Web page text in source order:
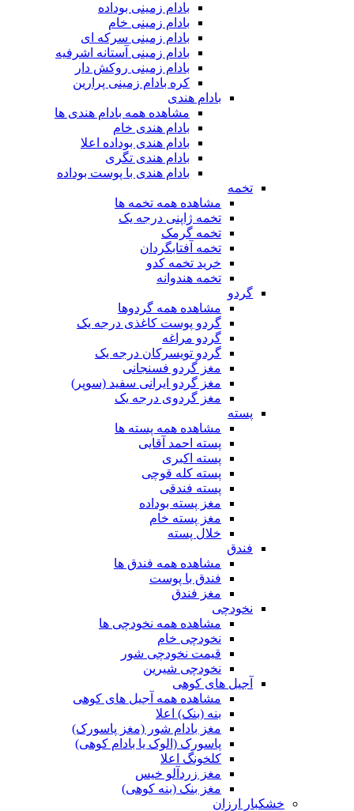
بادام زمینی بوداده
بادام زمینی خام
بادام زمینی سرکه ای
بادام زمینی آستانه اشرفیه
بادام زمینی روکش دار
کره بادام زمینی پرارین
بادام هندی
مشاهده همه بادام هندی ها
بادام هندی خام
بادام هندی بوداده اعلا
بادام هندی تگری
بادام هندی با پوست بوداده
تخمه
مشاهده همه تخمه ها
تخمه ژاپنی درجه یک
تخمه گرمک
تخمه آفتابگردان
خرید تخمه کدو
تخمه هندوانه
گردو
مشاهده همه گردوها
گردو پوست کاغذی درجه یک
گردو مراغه
گردو تویسرکان درجه یک
مغز گردو فسنجانی
مغز گردو ایرانی سفید (سوپر)
مغز گردوی درجه یک
پسته
مشاهده همه پسته ها
پسته احمد آقایی
پسته اکبری
پسته کله قوچی
پسته فندقی
مغز پسته بوداده
مغز پسته خام
خلال پسته
فندق
مشاهده همه فندق ها
فندق با پوست
مغز فندق
نخودچی
مشاهده همه نخودچی ها
نخودچی خام
قیمت نخودچی شور
نخودچی شیرین
آجیل های کوهی
مشاهده همه آجیل های کوهی
بنه (بنک) اعلا
مغز بادام شور (مغز پاسورک)
پاسورک (الوک یا بادام کوهی)
کلخونگ اعلا
مغز زردآلو خیس
مغز بنک (بنه کوهی)
خشکبار ارزان